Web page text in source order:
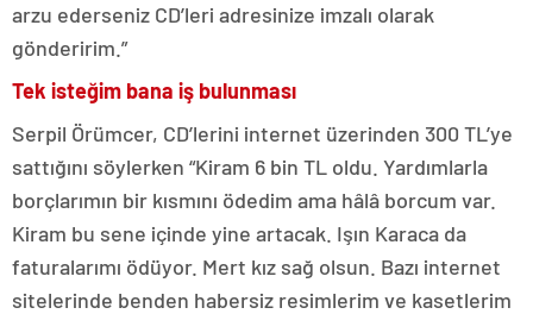
arzu ederseniz CD’leri adresinize imzalı olarak
gönderirim.”
Tek isteğim bana iş bulunması
Serpil Örümcer, CD’lerini internet üzerinden 300 TL’ye
sattığını söylerken “Kiram 6 bin TL oldu. Yardımlarla
borçlarımın bir kısmını ödedim ama hâlâ borcum var.
Kiram bu sene içinde yine artacak. Işın Karaca da
faturalarımı ödüyor. Mert kız sağ olsun. Bazı internet
sitelerinde benden habersiz resimlerim ve kasetlerim